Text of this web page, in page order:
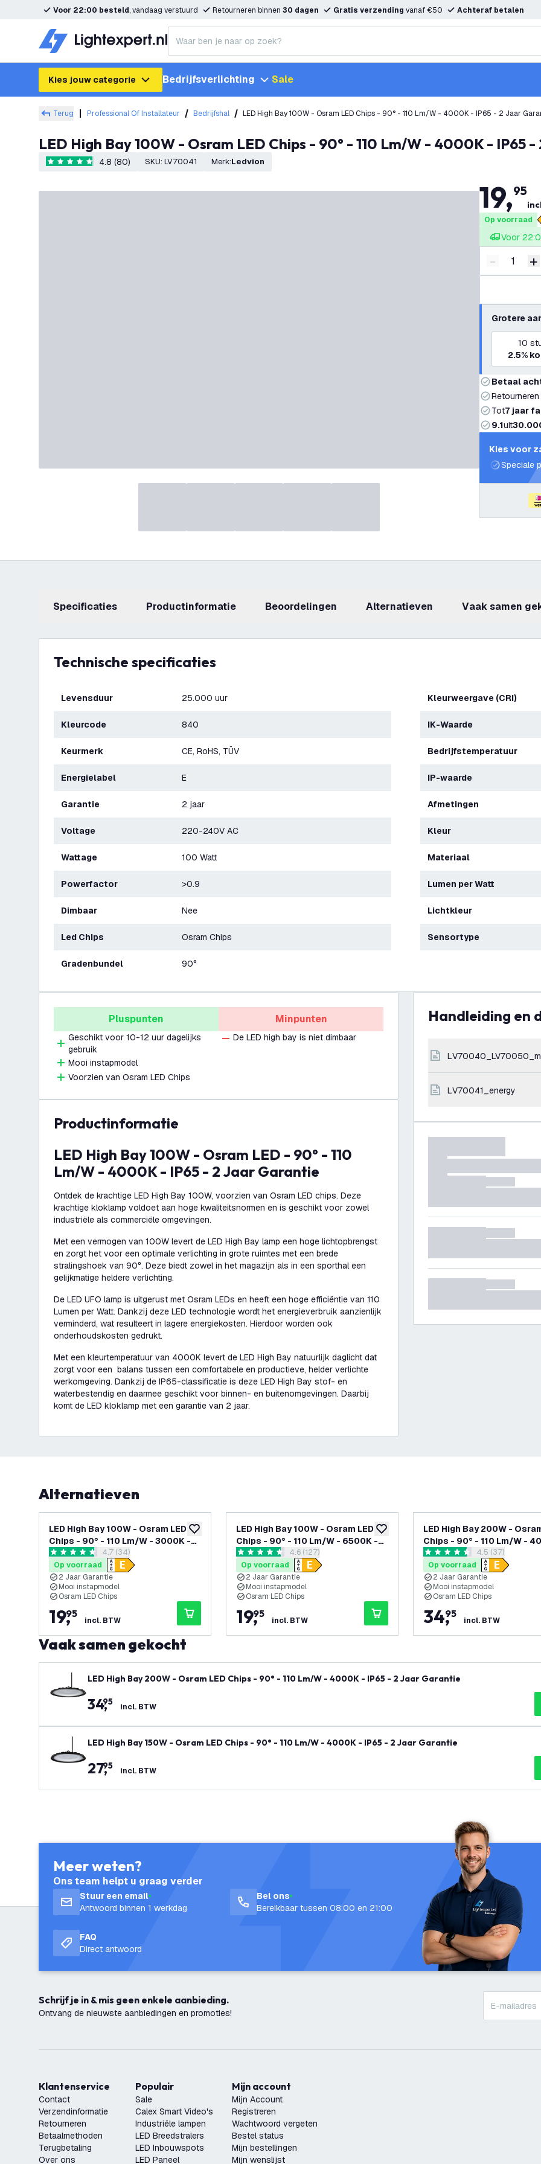
Voor 22:00 besteld, vandaag verstuurd Retourneren binnen 30 dagen Gratis verzending vanaf €50 Achteraf betalen
Kies jouw categorie Bedrijfsverlichting Sale
Terug Professional Of Installateur Bedrijfshal LED High Bay 100W - Osram LED Chips - 90° - 110 Lm/W - 4000K - IP65 - 2 Jaar
LED High Bay 100W - Osram LED Chips - 90° - 110 Lm/W - 4000K - IP65
4.8 score sterren4.8 (80) SKU: LV70041 Merk: Ledvion
19,95
Op voorraad
Voor
Verminder
- +
Grotere
10
2.5%
Betaal
Tot7 jaar
9.1uit
Kies voor
Speciale
Specificaties productinformatie beoordelingen Alternatieven Vaak samen
Technische specificaties
Levensduur 25.000 uur
Kleurcode 840
Keurmerk CE, RoHS, TÜV
Energielabel E
Garantie 2 jaar
Voltage 220-240V AC
Wattage 100 Watt
Powerfactor >0.9
Dimbaar Nee
Led Chips Osram Chips
Gradenbundel 90°
Kleurweergave (CRI)
IK-Waarde
Bedrijfstemperatuur
IP-waarde
Afmetingen
Kleur
Materiaal
Lumen per Watt
Lichtkleur
Sensortype
Pluspunten
Geschikt voor 10-12 uur dagelijks
gebruik
Mooi instapmodel
Voorzien van Osram LED Chips
Minpunten
De LED high bay is niet dimbaar
productinformatie
LED High Bay 100W - Osram LED - 90° - 110
Lm/W - 4000K - IP65 - 2 Jaar Garantie
Ontdek de krachtige LED High Bay 100W, voorzien van Osram LED chips. Deze
krachtige kloklamp voldoet aan hoge kwaliteitsnormen en is geschikt voor zowel
industriële als commerciële omgevingen.
Met een vermogen van 100W levert de LED High Bay lamp een hoge lichtopbrengst
en zorgt het voor een optimale verlichting in grote ruimtes met een brede
stralingshoek van 90°. Deze biedt zowel in het magazijn als in een sporthal een
gelijkmatige heldere verlichting.
De LED UFO lamp is uitgerust met Osram LEDs en heeft een hoge efficiëntie van 110
Lumen per Watt. Dankzij deze LED technologie wordt het energieverbruik aanzienlijk
verminderd, wat resulteert in lagere energiekosten. Hierdoor worden ook
onderhoudskosten gedrukt.
Met een kleurtemperatuur van 4000K levert de LED High Bay natuurlijk daglicht dat
zorgt voor een balans tussen een comfortabele en productieve, helder verlichte
werkomgeving. Dankzij de IP65-classificatie is deze LED High Bay stof- en
waterbestendig en daarmee geschikt voor binnen- en buitenomgevingen. Daarbij
komt de LED kloklamp met een garantie van 2 jaar.
Handleiding en
LV70041_energy
Alternatieven
toevoegen aan verlanglijst
LED High Bay 100W - Osram LED
Chips - 90° - 110 Lm/W - 3000K -
IP65 - 2 Jaar Garantie
reviews drawer openen
4.7 score sterren4.7 (34)
Op voorraad
2 Jaar Garantie
Mooi instapmodel
Osram LED Chips
19,
95
incl. BTW
toevoegen aan verlanglijst
LED High Bay 100W - Osram LED
Chips - 90° - 110 Lm/W - 6500K -
IP65 - 2 Jaar Garantie
reviews drawer openen
4.6 score sterren4.6 (127)
Op voorraad
2 Jaar Garantie
Mooi instapmodel
Osram LED Chips
19,
95
incl. BTW
LED High Bay 200W -
Chips - 90° - 110 Lm/W -
IP65 - 2 Jaar Garantie
reviews drawer
4.5 score sterren4.5 (37)
Op voorraad
2 Jaar Garantie
Mooi instapmodel
Osram LED Chips
34,
95
incl. BTW
Vaak samen gekocht
LED High Bay 200W - Osram LED Chips - 90° - 110 Lm/W - 4000K - IP65 - 2 Jaar Garantie
34,
95 incl. BTW
LED High Bay 150W - Osram LED Chips - 90° - 110 Lm/W - 4000K - IP65 - 2 Jaar Garantie
27,
95 incl. BTW
Meer weten?
Ons team helpt u graag verder
Stuur een email
Antwoord binnen 1 werkdag
Bel ons
Bereikbaar tussen 08:00 en 21:00
FAQ
Direct antwoord
Schrijf je in & mis geen enkele aanbieding.
Ontvang de nieuwste aanbiedingen en promoties!
Klantenservice
Contact
Verzendinformatie
Retourneren
Betaalmethoden
Terugbetaling
Over ons
Populair
Sale
Calex Smart Video's
Industriële lampen
LED Breedstralers
LED Inbouwspots
LED Paneel
Mijn account
Mijn Account
Registreren
Wachtwoord vergeten
Bestel status
Mijn bestellingen
Mijn wenslijst